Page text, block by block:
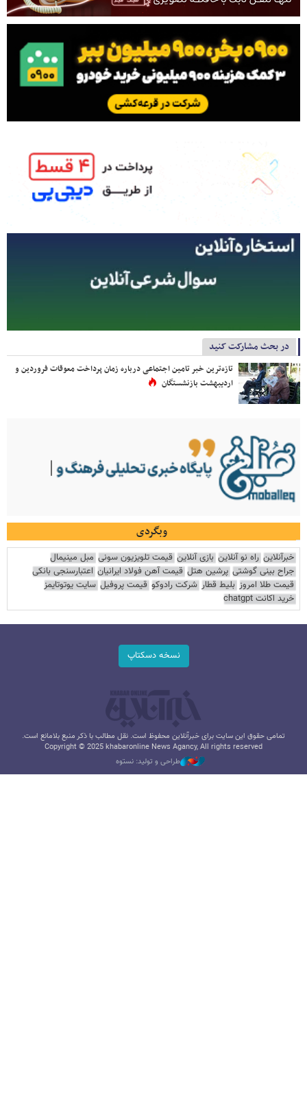
در بحث مشارکت کنید
تازه‌ترین خبر تامین اجتماعی درباره زمان پرداخت معوقات فروردین و
اردیبهشت بازنشستگان
وبگردی
خبرآنلاین راه نو آنلاین بازی آنلاین قیمت تلویزیون سونی مبل مینیمال
جراح بینی گوشتی پرشین هتل قیمت آهن فولاد ایرانیان اعتبارسنجی بانکی
قیمت طلا امروز بلیط قطار شرکت رادوکو قیمت پروفیل سایت یوتوتایمز
خرید اکانت chatgpt
نسخه دسکتاپ
تمامی حقوق این سایت برای خبرآنلاین محفوظ است. نقل مطالب با ذکر منبع بلامانع است.
Copyright © 2025 khabaronline News Agancy, All rights reserved
طراحی و تولید: نستوه